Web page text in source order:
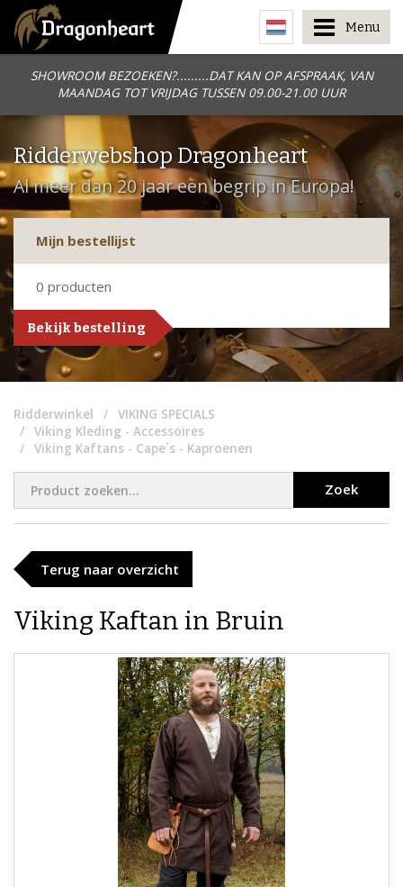
SHOWROOM BEZOEKEN?.........DAT KAN OP AFSPRAAK, VAN
MAANDAG TOT VRIJDAG TUSSEN 09.00-21.00 UUR
Menu
Ridderwebshop Dragonheart
Al meer dan 20 jaar een begrip in Europa!
Mijn bestellijst
0 producten
Bekijk bestelling
Ridderwinkel
VIKING SPECIALS
Viking Kleding - Accessoires
Viking Kaftans - Cape`s - Kaproenen
Zoek
Terug naar overzicht
Viking Kaftan in Bruin